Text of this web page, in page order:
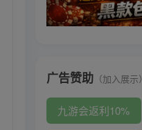
广告赞助 （加入展示）
九游会返利10%